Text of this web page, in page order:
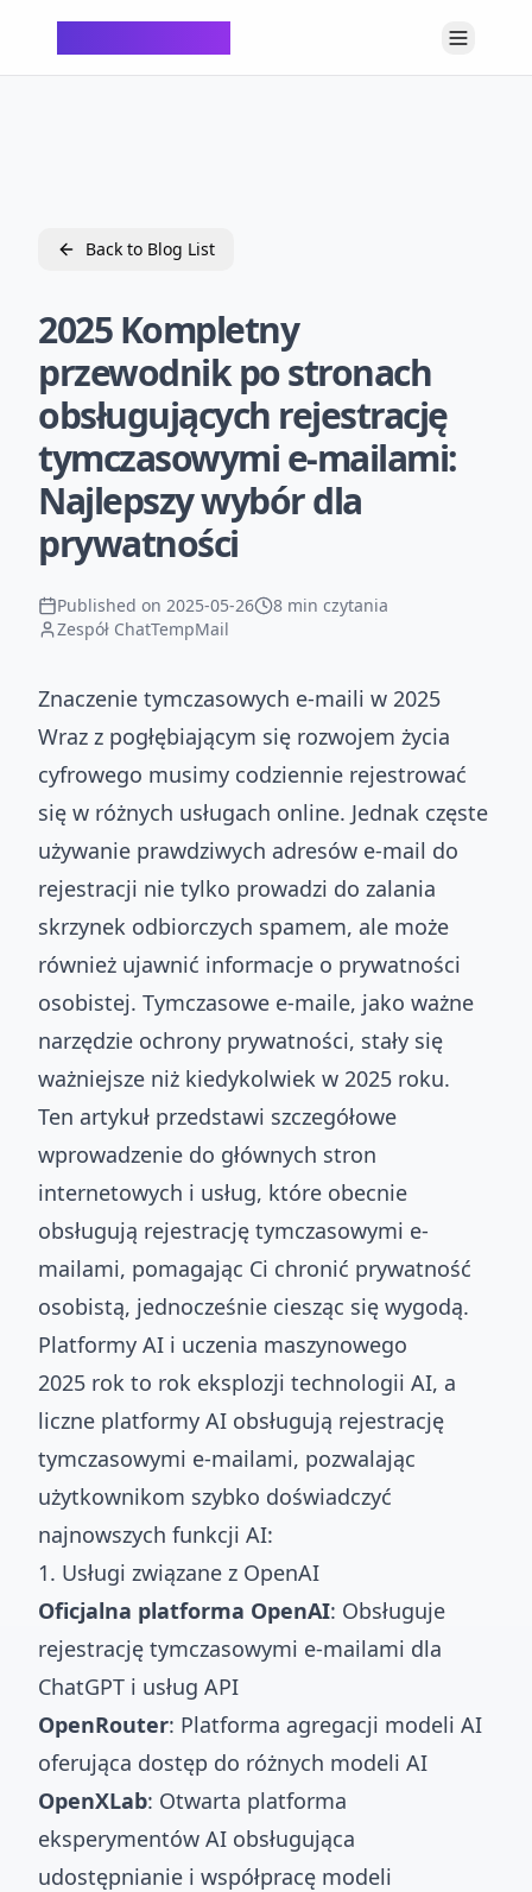
Back to Blog List
2025 Kompletny
przewodnik po stronach
obsługujących rejestrację
tymczasowymi e-mailami:
Najlepszy wybór dla
prywatności
Published on 2025-05-26
8 min czytania
Zespół ChatTempMail
Znaczenie tymczasowych e-maili w 2025
Wraz z pogłębiającym się rozwojem życia
cyfrowego musimy codziennie rejestrować
się w różnych usługach online. Jednak częste
używanie prawdziwych adresów e-mail do
rejestracji nie tylko prowadzi do zalania
skrzynek odbiorczych spamem, ale może
również ujawnić informacje o prywatności
osobistej. Tymczasowe e-maile, jako ważne
narzędzie ochrony prywatności, stały się
ważniejsze niż kiedykolwiek w 2025 roku.
Ten artykuł przedstawi szczegółowe
wprowadzenie do głównych stron
internetowych i usług, które obecnie
obsługują rejestrację tymczasowymi e-
mailami, pomagając Ci chronić prywatność
osobistą, jednocześnie ciesząc się wygodą.
Platformy AI i uczenia maszynowego
2025 rok to rok eksplozji technologii AI, a
liczne platformy AI obsługują rejestrację
tymczasowymi e-mailami, pozwalając
użytkownikom szybko doświadczyć
najnowszych funkcji AI:
1. Usługi związane z OpenAI
Oficjalna platforma OpenAI: Obsługuje
rejestrację tymczasowymi e-mailami dla
ChatGPT i usług API
OpenRouter: Platforma agregacji modeli AI
oferująca dostęp do różnych modeli AI
OpenXLab: Otwarta platforma
eksperymentów AI obsługująca
udostępnianie i współpracę modeli